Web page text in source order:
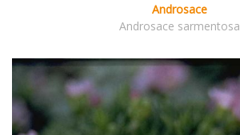
Androsace
Androsace sarmentosa